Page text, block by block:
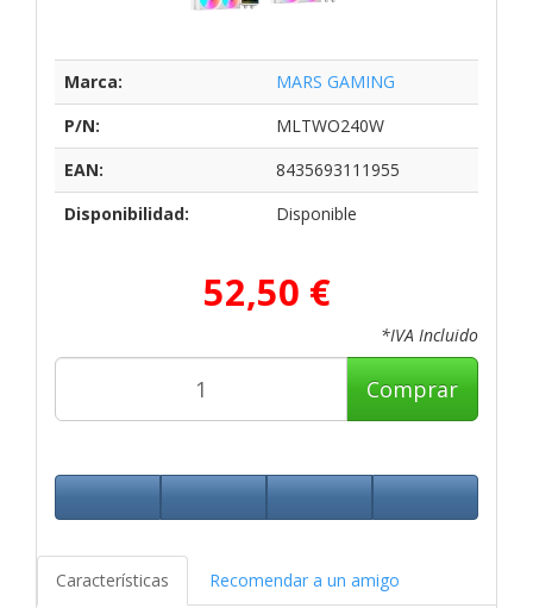
Marca:
MARS GAMING
P/N:
MLTWO240W
EAN:
8435693111955
Disponibilidad:
Disponible
52,50 €
*IVA Incluido
Comprar
Características Recomendar a un amigo